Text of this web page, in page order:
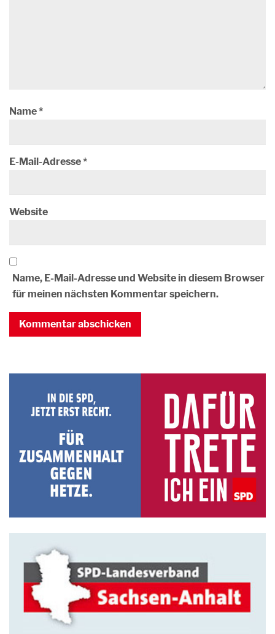
Name*
E-Mail-Adresse*
Website
Name, E-Mail-Adresse und Website in diesem Browser
für meinen nächsten Kommentar speichern.